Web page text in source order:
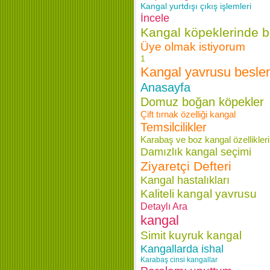
Kangal yurtdışı çıkış işlemleri
İncele
Kangal köpeklerinde
Üye olmak istiyorum
1
Kangal yavrusu
Anasayfa
Domuz boğan köpekler
Çift tırnak özelliği kangal
Temsilcilikler
Karabaş ve boz kangal özellikleri
Damızlık kangal seçimi
Ziyaretçi Defteri
Kangal hastalıkları
Kaliteli kangal yavrusu
Detaylı Ara
kangal
Simit kuyruk kangal
Kangallarda ishal
Karabaş cinsi kangallar